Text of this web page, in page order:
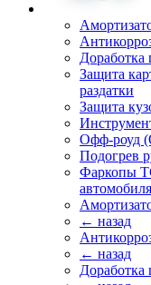
Доработка
Защита
раздатки
Защита
Офф-роуд
Подогрев
Фаркопы
автомобиля
← назад
← назад
Доработка